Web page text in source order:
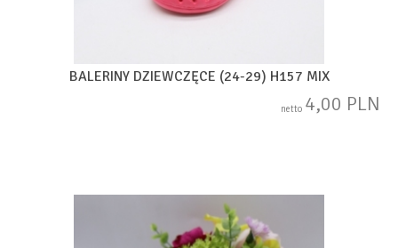
BALERINY DZIEWCZĘCE (24-29) H157 MIX
netto 4,00 PLN